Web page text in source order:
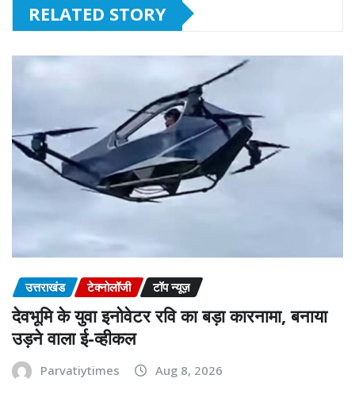
RELATED STORY
उत्तराखंड टेक्नोलॉजी टॉप न्यूज़
देवभूमि के युवा इनोवेटर रवि का बड़ा कारनामा, बनाया
उड़ने वाला ई-व्हीकल
Parvatiytimes Aug 8, 2026